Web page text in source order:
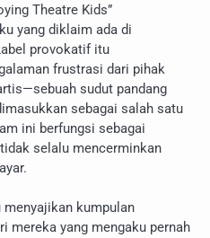
Theatre Kids”
yang diklaim ada di
provokatif itu
frustrasi dari pihak
sudut pandang
sebagai salah satu
ini berfungsi sebagai
selalu mencerminkan
kumpulan
mereka yang mengaku pernah